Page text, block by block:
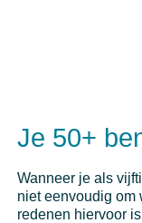
Je 50+
Wanneer je als
niet eenvoudig om
redenen hiervoor